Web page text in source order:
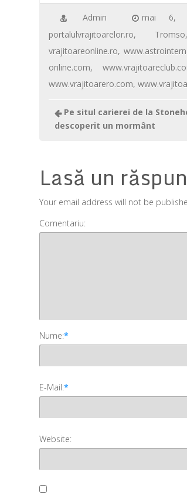
b
o
o
k
er e
st
s
A
p
p
Admin mai 6,
portalulvrajitoarelor.ro, Tromso
vrajitoareonline.ro,
online.com,
www.vrajitoarero.com,
Pe situl carierei de la
descoperit un mormânt
Lasă un
Your email address will not be
Comentariu:
Nume:*
E-Mail:*
Website: